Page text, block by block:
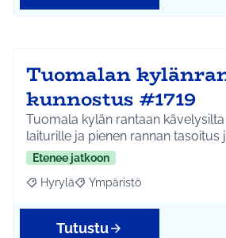
Tuomalan
kunnostus #1719
Tuomala kylän rantaan
laiturille ja pienen rannan tasoitus
Etenee jatkoon
Rajaa tulokset aihepiirin mukaan:
Hyrylä Rajaa tulokset teeman
Ympäristö
Tutustu